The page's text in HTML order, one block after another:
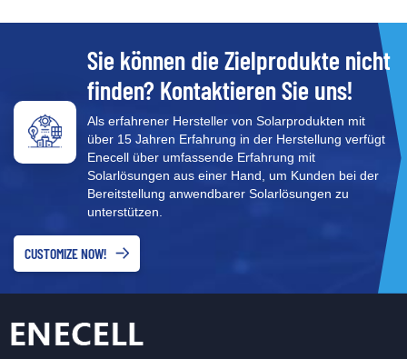
Start- und Stopptasten,
Bedienschalter, Griffe usw.,
um den Sicherheitsschutz
der Geräte zu
gewährleisten. ●Erkennung
und Überwachung: Durch
Transformatoren,
Leistungsmesser und
andere Geräte wird eine
Stromverteilungsgeräte
Sicherheitsschutz wie
Überstromschutz,
Sie können die Zielprodukte nicht
finden? Kontaktieren Sie uns!
Als erfahrener Hersteller von Solarprodukten mit
über 15 Jahren Erfahrung in der Herstellung verfügt
Enecell über umfassende Erfahrung mit
Solarlösungen aus einer Hand, um Kunden bei der
Bereitstellung anwendbarer Solarlösungen zu
unterstützen.
CUSTOMIZE NOW!